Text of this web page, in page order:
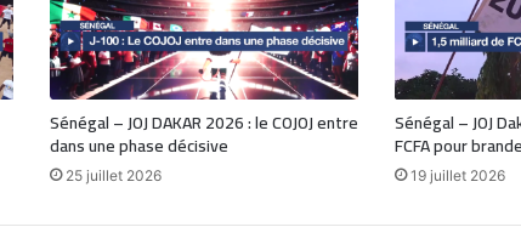
Sénégal – JOJ DAKAR 2026 : le COJOJ entre
dans une phase décisive
25 juillet 2026
Sénégal – JOJ
FCFA pour
19 juillet 2026